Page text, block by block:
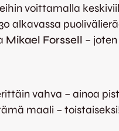
voittamalla
alkavassa
Mikael Forssell –
vahva – ainoa
maali –